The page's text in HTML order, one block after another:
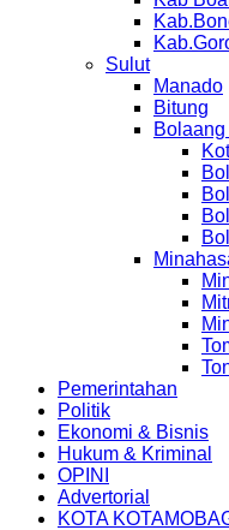
Sulut
Manado
Bitung
Pemerintahan
Politik
Ekonomi & Bisnis
Hukum & Kriminal
OPINI
Advertorial
KOTA